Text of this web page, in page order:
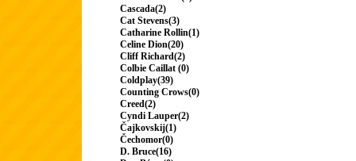
Cascada(2)
Cat Stevens(3)
Catharine Rollin(1)
Celine Dion(20)
Cliff Richard(2)
Colbie Caillat (0)
Coldplay(39)
Counting Crows(0)
Creed(2)
Cyndi Lauper(2)
Čajkovskij(1)
Čechomor(0)
D. Bruce(16)